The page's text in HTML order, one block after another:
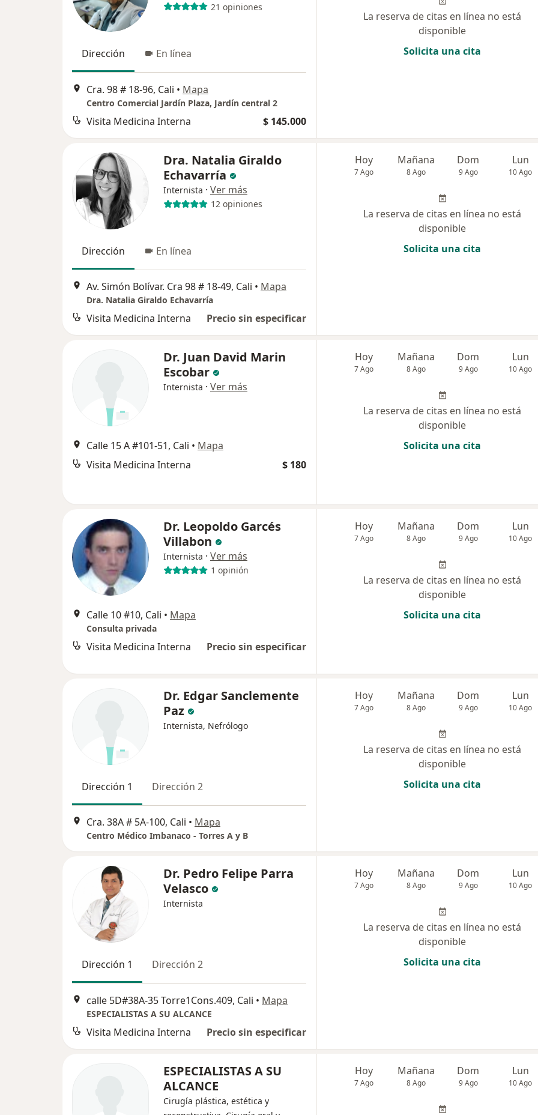
21 opiniones
Dirección En línea
Cra. 98 # 18-96, Cali • Mapa
Centro Comercial Jardín Plaza, Jardín central 2
Visita Medicina Interna $ 145.000
La reserva de citas en línea no está
disponible
Solicita una cita
Dra. Natalia Giraldo
Echavarría
Internista · Ver más
12 opiniones
Dirección En línea
Av. Simón Bolívar. Cra 98 # 18-49, Cali • Mapa
Dra. Natalia Giraldo Echavarría
Visita Medicina Interna Precio sin especificar
Hoy
7 Ago
Mañana
8 Ago
Dom
9 Ago
Lun
10 Ago
La reserva de citas en línea no está
disponible
Solicita una cita
Dr. Juan David Marin
Escobar
Internista · Ver más
Calle 15 A #101-51, Cali • Mapa
Visita Medicina Interna
$ 180
Hoy
7 Ago
Mañana
8 Ago
Dom
9 Ago
Lun
10 Ago
La reserva de citas en línea no está
disponible
Solicita una cita
Dr. Leopoldo Garcés
Villabon
Internista · Ver más
1 opinión
Calle 10 #10, Cali • Mapa
Consulta privada
Visita Medicina Interna Precio sin especificar
Hoy
7 Ago
Mañana
8 Ago
Dom
9 Ago
Lun
10 Ago
La reserva de citas en línea no está
disponible
Solicita una cita
Dr. Edgar Sanclemente
Paz
Internista, Nefrólogo
Dirección 1 Dirección 2
Cra. 38A # 5A-100, Cali • Mapa
Centro Médico Imbanaco - Torres A y B
Hoy
7 Ago
Mañana
8 Ago
Dom
9 Ago
Lun
10 Ago
La reserva de citas en línea no está
disponible
Solicita una cita
Dr. Pedro Felipe Parra
Velasco
Internista
Dirección 1 Dirección 2
calle 5D#38A-35 Torre1Cons.409, Cali • Mapa
ESPECIALISTAS A SU ALCANCE
Visita Medicina Interna Precio sin especificar
Hoy
7 Ago
Mañana
8 Ago
Dom
9 Ago
Lun
10 Ago
La reserva de citas en línea no está
disponible
Solicita una cita
ESPECIALISTAS A SU
ALCANCE
Cirugía plástica, estética y
Hoy
7 Ago
Mañana
8 Ago
Dom
9 Ago
Lun
10 Ago